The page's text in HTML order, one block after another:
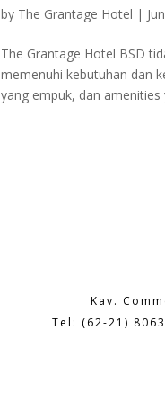
by The Grantage Hotel |
The Grantage Hotel BSD
memenuhi kebutuhan dan
yang empuk, dan amenities
Kav.
Tel: (62-21)